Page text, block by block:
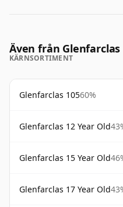
Även från Glenfarclas
KÄRNSORTIMENT
Glenfarclas 10560%
Glenfarclas 12 Year Old
Glenfarclas 15 Year Old
Glenfarclas 17 Year Old